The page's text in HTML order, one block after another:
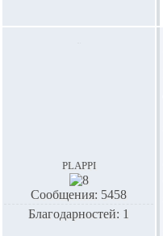
plappi
Сообщения: 5458
Благодарностей: 1